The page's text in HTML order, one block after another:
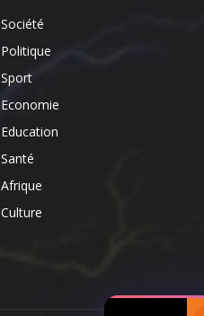
Société
Politique
Sport
Economie
Education
Santé
Afrique
Culture